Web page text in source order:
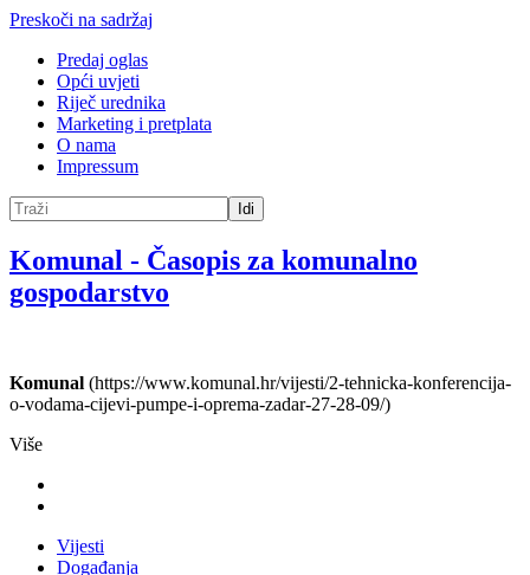
Preskoči na sadržaj
Predaj oglas
Opći uvjeti
Riječ urednika
Marketing i pretplata
O nama
Impressum
Idi
Komunal - Časopis za komunalno
gospodarstvo
Komunal (https://www.komunal.hr/vijesti/2-tehnicka-konferencija-
o-vodama-cijevi-pumpe-i-oprema-zadar-27-28-09/)
Više
Vijesti
Događanja